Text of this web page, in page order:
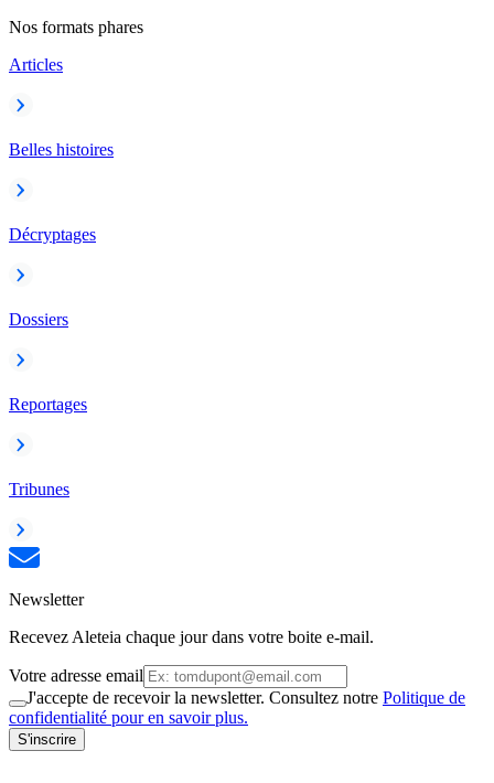
Nos formats phares
Articles
Belles histoires
Décryptages
Dossiers
Reportages
Tribunes
Newsletter
Recevez Aleteia chaque jour dans votre boite e-mail.
Votre adresse email
J'accepte de recevoir la newsletter. Consultez notre Politique de
confidentialité pour en savoir plus.
S'inscrire